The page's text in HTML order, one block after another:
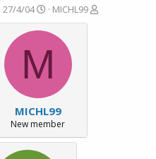
פ
ו
MICHL99
פ
ו
ר
ם
ב
א
ר
י
ך
27/4/04
M
MICHL99
New member